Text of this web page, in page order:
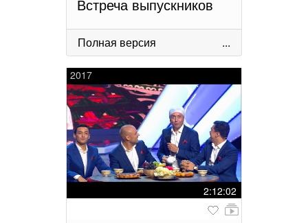
Встреча выпускников
Полная версия ...
2017
2:12:02